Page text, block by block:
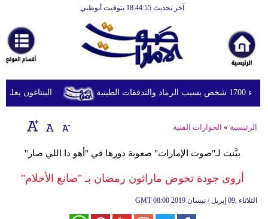
آخر تحديث 18:44:55 بتوقيت أبوظبي
أخبارعاجلة
رياضة
ثقافة
إقتصاد
وموسيقى
أزياء
البنتاغون يعلن
الرئيسية » الحوارات الفنية
بيَّنت لـ"صوت الإمارات" صعوبة دورها في "أهو دا اللي صار"
أروى جودة تخوض ماراثون رمضان بـ "صانع الأحلام"
GMT 08:00 2019 الثلاثاء ,09 إبريل / نيسان